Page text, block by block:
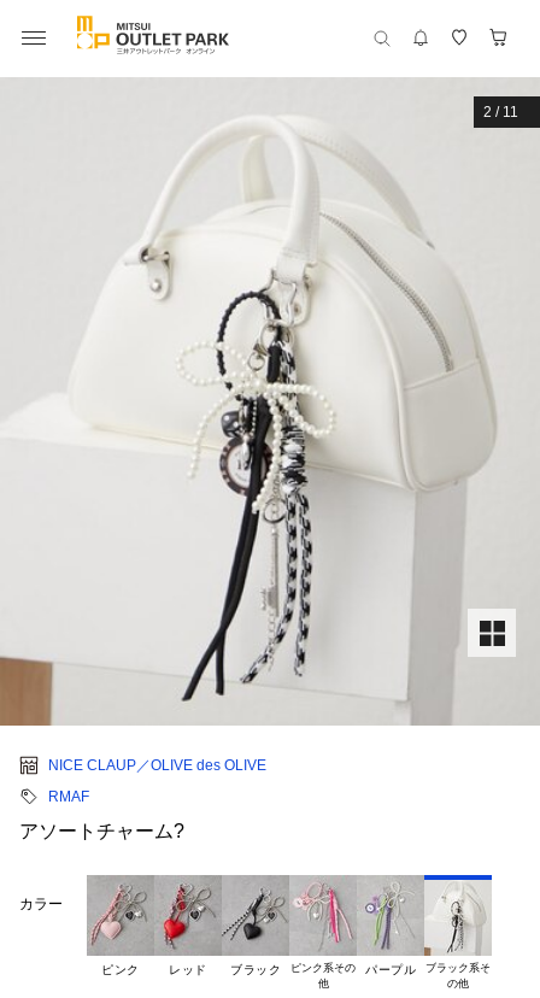
2 / 11
NICE CLAUP／OLIVE des OLIVE
RMAF
アソートチャーム?
カラー
ピンク レッド ブラック
ピンク系その
他
パープル
ブラック系そ